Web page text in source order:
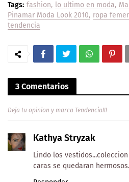
Tags: fashion lo ultimo en moda
Pinamar Moda Look 2010 ropa
tendencia
3 Comentarios
Deja tu opinion y marca Tendencia!!!
Kathya Stryzak
Lindo los
caras se quedaran